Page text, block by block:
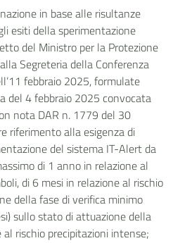
in base alle risultanze
esiti della sperimentazione
del Ministro per la Protezione
Segreteria della Conferenza
febbraio 2025, formulate
del 4 febbraio 2025 convocata
nota DAR n. 1779 del 30
riferimento alla esigenza di
del sistema IT-Alert da
di 1 anno in relazione al
di 6 mesi in relazione al rischio
della fase di verifica minimo
sullo stato di attuazione della
rischio precipitazioni intense;